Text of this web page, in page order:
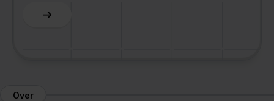
Slide 6 of 6.
Over